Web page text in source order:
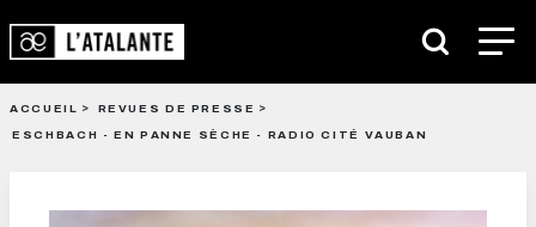
ACCUEIL
REVUES DE PRESSE
ESCHBACH - EN PANNE SÈCHE - RADIO CITÉ VAUBAN